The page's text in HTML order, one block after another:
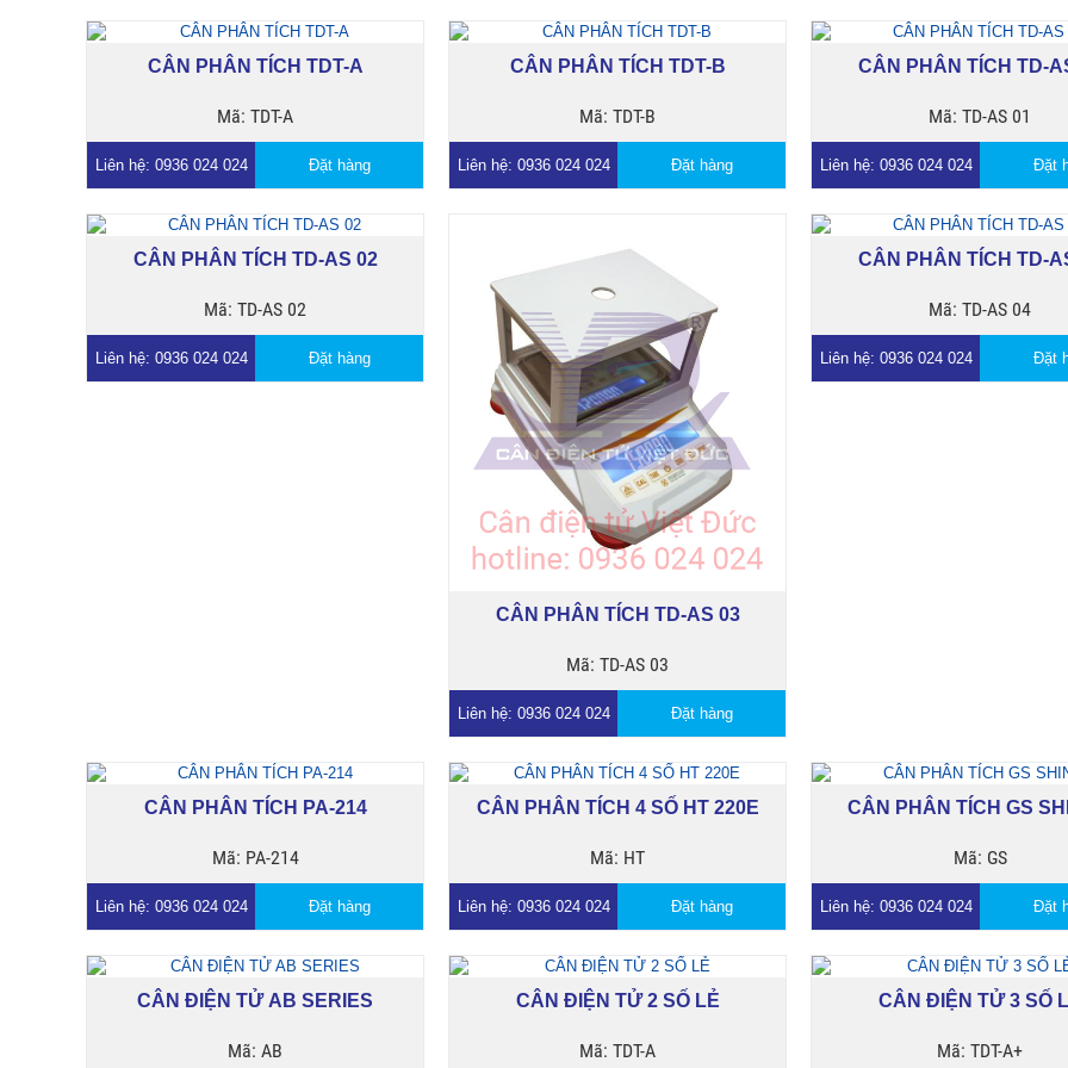
CÂN PHÂN TÍCH TDT-A
Mã: TDT-A
Liên hệ: 0936 024 024 Đặt hàng
CÂN PHÂN TÍCH TDT-B
Mã: TDT-B
Liên hệ: 0936 024 024 Đặt hàng
CÂN PHÂN TÍCH TD-
Mã: TD-AS 01
Liên hệ: 0936 024 024 Đặt
CÂN PHÂN TÍCH TD-AS 02
Mã: TD-AS 02
Liên hệ: 0936 024 024 Đặt hàng
CÂN PHÂN TÍCH TD-AS 03
Mã: TD-AS 03
Liên hệ: 0936 024 024 Đặt hàng
CÂN PHÂN TÍCH TD-
Mã: TD-AS 04
Liên hệ: 0936 024 024 Đặt
CÂN PHÂN TÍCH PA-214
Mã: PA-214
Liên hệ: 0936 024 024 Đặt hàng
CÂN PHÂN TÍCH 4 SỐ HT 220E
Mã: HT
Liên hệ: 0936 024 024 Đặt hàng
CÂN PHÂN TÍCH GS
Mã: GS
Liên hệ: 0936 024 024 Đặt
CÂN ĐIỆN TỬ AB SERIES
Mã: AB
CÂN ĐIỆN TỬ 2 SỐ LẺ
Mã: TDT-A
CÂN ĐIỆN TỬ 3 SỐ
Mã: TDT-A+